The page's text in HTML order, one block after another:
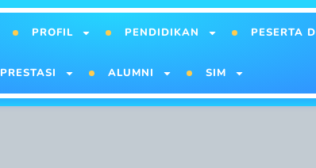
PROFIL PENDIDIKAN PESERTA
PRESTASI ALUMNI SIM